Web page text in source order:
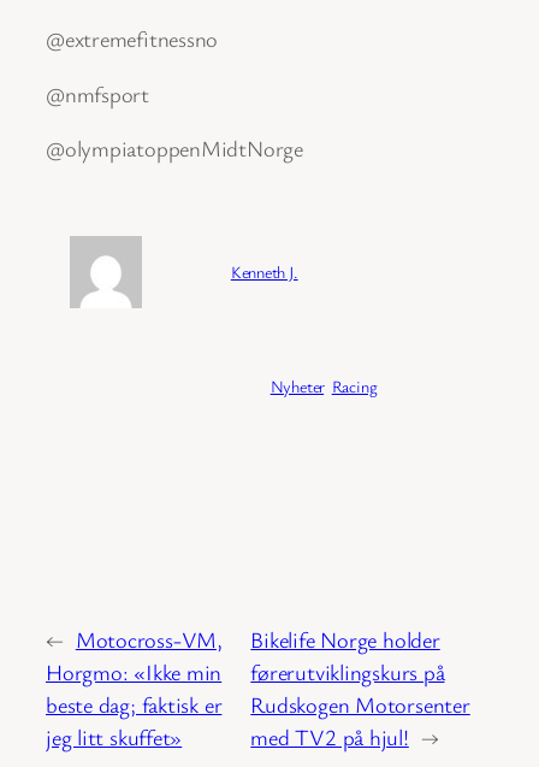
@extremefitnessno
@nmfsport
@olympiatoppenMidtNorge
Kenneth J.
Nyheter, Racing
← Motocross-VM,
Horgmo: «Ikke min
beste dag; faktisk er
jeg litt skuffet»
Bikelife Norge holder
førerutviklingskurs på
Rudskogen Motorsenter
med TV2 på hjul! →